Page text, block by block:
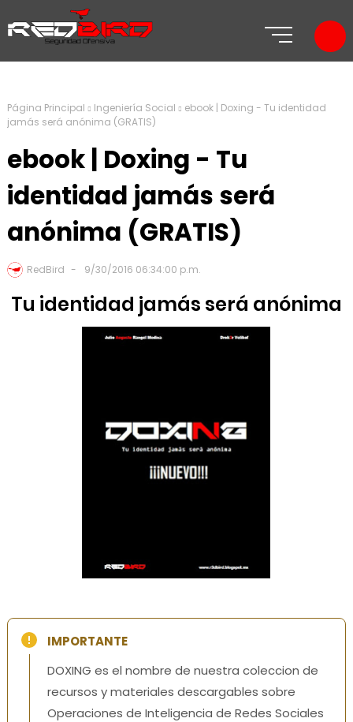
Página Principal Ingeniería Social
ebook | Doxing - Tu identidad
jamás será anónima (GRATIS)
ebook | Doxing - Tu
identidad jamás será
anónima (GRATIS)
RedBird 9/30/2016 06:34:00 p.m.
Tu identidad jamás será anónima
IMPORTANTE
DOXING es el nombre de nuestra coleccion de
recursos y materiales descargables sobre
Operaciones de Inteligencia de Redes Sociales